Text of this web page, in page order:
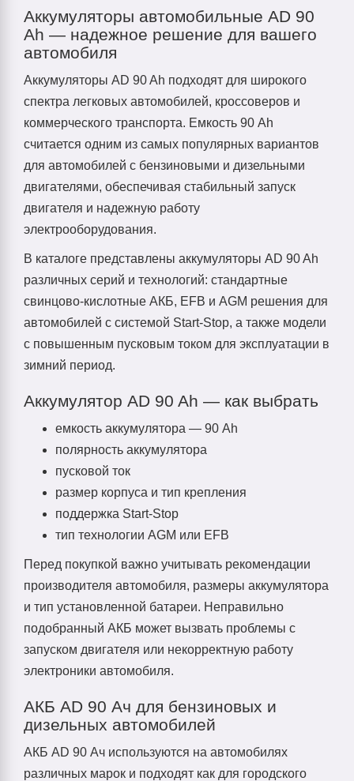
Аккумуляторы автомобильные AD 90
Ah — надежное решение для вашего
автомобиля
Аккумуляторы AD 90 Ah подходят для широкого
спектра легковых автомобилей, кроссоверов и
коммерческого транспорта. Емкость 90 Ah
считается одним из самых популярных вариантов
для автомобилей с бензиновыми и дизельными
двигателями, обеспечивая стабильный запуск
двигателя и надежную работу
электрооборудования.
В каталоге представлены аккумуляторы AD 90 Ah
различных серий и технологий: стандартные
свинцово-кислотные АКБ, EFB и AGM решения для
автомобилей с системой Start-Stop, а также модели
с повышенным пусковым током для эксплуатации в
зимний период.
Аккумулятор AD 90 Ah — как выбрать
емкость аккумулятора — 90 Ah
полярность аккумулятора
пусковой ток
размер корпуса и тип крепления
поддержка Start-Stop
тип технологии AGM или EFB
Перед покупкой важно учитывать рекомендации
производителя автомобиля, размеры аккумулятора
и тип установленной батареи. Неправильно
подобранный АКБ может вызвать проблемы с
запуском двигателя или некорректную работу
электроники автомобиля.
АКБ AD 90 Ач для бензиновых и
дизельных автомобилей
АКБ AD 90 Ач используются на автомобилях
различных марок и подходят как для городского